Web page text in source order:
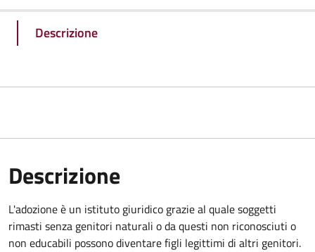
Descrizione
Descrizione
L'adozione è un istituto giuridico grazie al quale soggetti
rimasti senza genitori naturali o da questi non riconosciuti o
non educabili possono diventare figli legittimi di altri genitori.